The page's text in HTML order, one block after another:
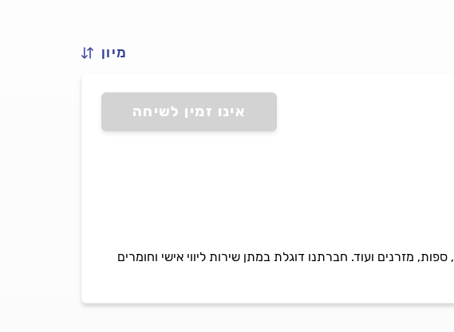
מיון
אינו זמין לשיחה
מזרנים ועוד. חברתנו דוגלת במתן שירות ליווי אישי וחומרים